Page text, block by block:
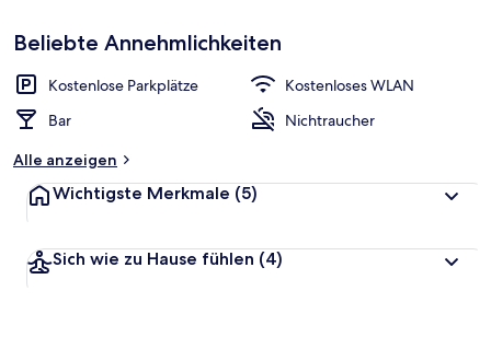
Beliebte Annehmlichkeiten
Kostenlose Parkplätze
Kostenloses WLAN
Bar
Nichtraucher
Alle anzeigen
Wichtigste Merkmale (5)
Sich wie zu Hause fühlen (4)